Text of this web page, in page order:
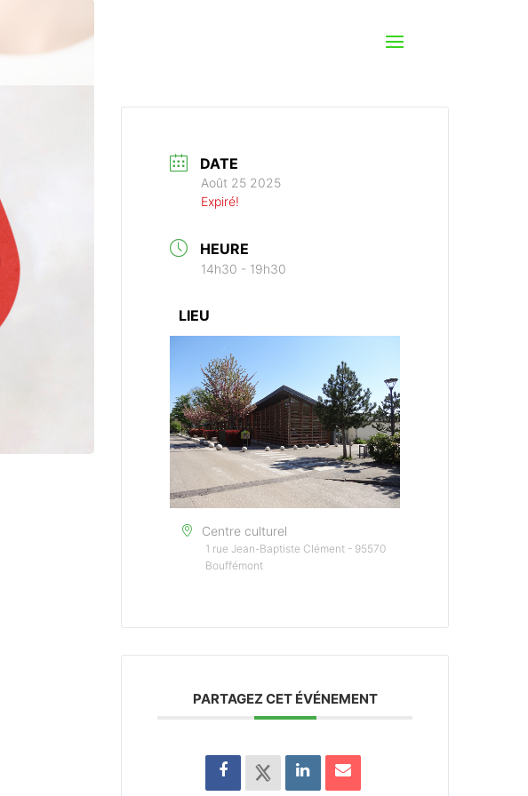
DATE
Août 25 2025
Expiré!
HEURE
14h30 - 19h30
LIEU
Centre culturel
1 rue Jean-Baptiste Clément - 95570
Bouffémont
PARTAGEZ CET ÉVÉNEMENT